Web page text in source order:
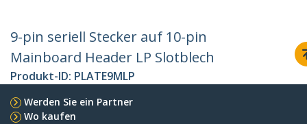
9-pin seriell Stecker auf 10-pin
Mainboard Header LP Slotblech
Produkt-ID: PLATE9MLP
Werden Sie ein Partner
Wo kaufen